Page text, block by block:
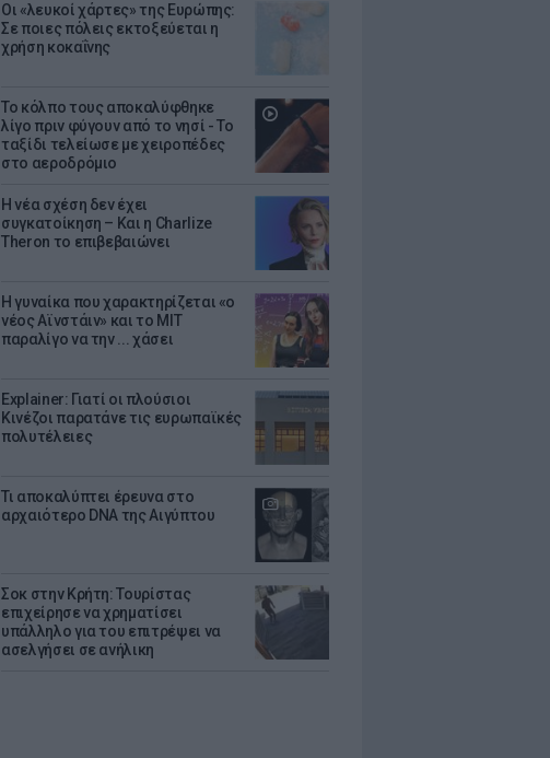
Οι «λευκοί χάρτες» της Ευρώπης:
Σε ποιες πόλεις εκτοξεύεται η
χρήση κοκαΐνης
Το κόλπο τους αποκαλύφθηκε
λίγο πριν φύγουν από το νησί - Το
ταξίδι τελείωσε με χειροπέδες
στο αεροδρόμιο
Η νέα σχέση δεν έχει
συγκατοίκηση – Και η Charlize
Theron το επιβεβαιώνει
Η γυναίκα που χαρακτηρίζεται «ο
νέος Αϊνστάιν» και το MIT
παραλίγο να την ... χάσει
Explainer: Γιατί οι πλούσιοι
Κινέζοι παρατάνε τις ευρωπαϊκές
πολυτέλειες
Τι αποκαλύπτει έρευνα στο
αρχαιότερο DNA της Αιγύπτου
Σοκ στην Κρήτη: Τουρίστας
επιχείρησε να χρηματίσει
υπάλληλο για του επιτρέψει να
ασελγήσει σε ανήλικη